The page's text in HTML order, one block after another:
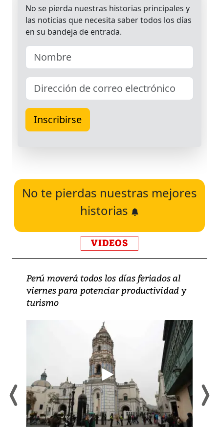
No te pierdas nuestras mejores
historias
VIDEOS
Perú moverá todos los días feriados al
viernes para potenciar productividad y
turismo